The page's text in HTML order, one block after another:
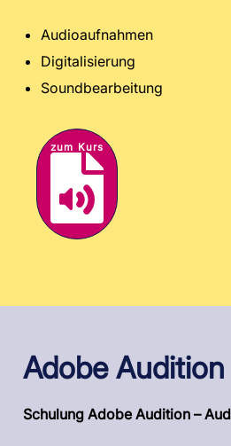
Audioaufnahmen
Digitalisierung
Soundbearbeitung
zum Kurs
Adobe Audition
Schulung Adobe Audition –